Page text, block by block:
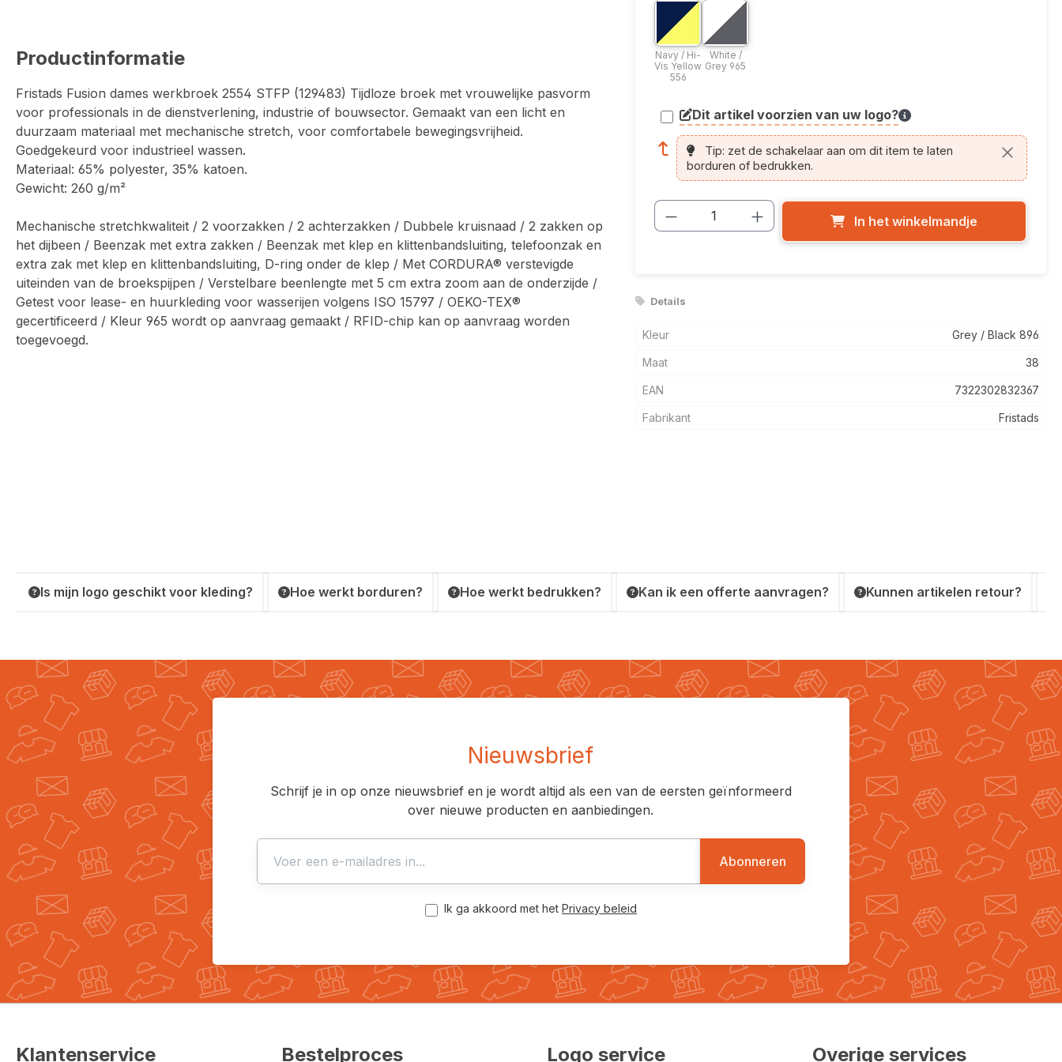
Productinformatie
Fristads Fusion dames werkbroek 2554 STFP (129483) Tijdloze broek met vrouwelijke pasvorm
voor professionals in de dienstverlening, industrie of bouwsector. Gemaakt van een licht en
duurzaam materiaal met mechanische stretch, voor comfortabele bewegingsvrijheid.
Goedgekeurd voor industrieel wassen.
Materiaal: 65% polyester, 35% katoen.
Gewicht: 260 g/m²
Mechanische stretchkwaliteit / 2 voorzakken / 2 achterzakken / Dubbele kruisnaad / 2 zakken op
het dijbeen / Beenzak met extra zakken / Beenzak met klep en klittenbandsluiting, telefoonzak en
extra zak met klep en klittenbandsluiting, D-ring onder de klep / Met CORDURA® verstevigde
uiteinden van de broekspijpen / Verstelbare beenlengte met 5 cm extra zoom aan de onderzijde /
Getest voor lease- en huurkleding voor wasserijen volgens ISO 15797 / OEKO-TEX®
gecertificeerd / Kleur 965 wordt op aanvraag gemaakt / RFID-chip kan op aanvraag worden
toegevoegd.
Navy / Hi-Vis Yellow 556
Bicolor optie: Navy / Hi-Vis Yellow 556
Navy / Hi-
Vis Yellow
556
Bicolor optie: White / Grey 965
White /
Grey 965
Dit artikel voorzien van uw logo?
article.printing.helptext
Tip: zet de schakelaar aan om dit item te laten
borduren of bedrukken.
Producthoeveelheid: Voer de gewenste
In het winkelmandje
Details
Kleur Grey / Black 896
Maat 38
EAN 7322302832367
Fabrikant Fristads
Is mijn logo geschikt voor kleding? Hoe werkt borduren? Hoe werkt bedrukken? Kan ik een offerte aanvragen? Kunnen artikelen retour?
Nieuwsbrief
Schrijf je in op onze nieuwsbrief en je wordt altijd als een van de eersten geïnformeerd
over nieuwe producten en aanbiedingen.
Abonneren
Ik ga akkoord met het Privacy beleid
Klantenservice Bestelproces Logo service Overige services